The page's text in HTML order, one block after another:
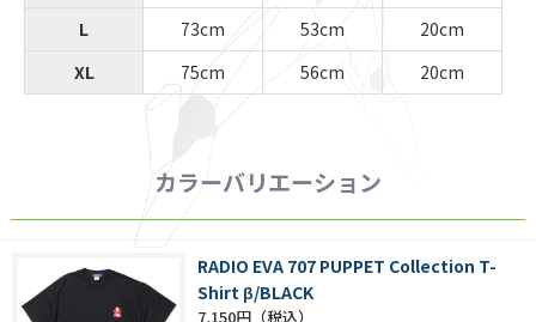
L
73cm 53cm
20cm
XL
75cm 56cm 20cm
カラーバリエーション
RADIO EVA 707 PUPPET Collection T-
Shirt β/BLACK
7,150円